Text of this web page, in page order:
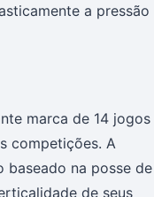
a pressão
marca de 14 jogos
competições. A
baseado na posse de
de seus